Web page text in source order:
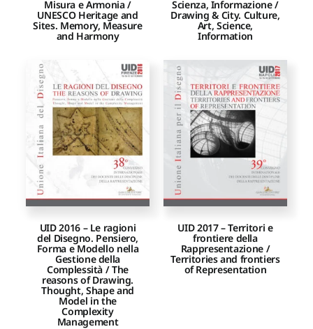
Misura e Armonia /
UNESCO Heritage and
Sites. Memory, Measure
and Harmony
Scienza, Informazione /
Drawing & City. Culture,
Art, Science,
Information
UID 2016 – Le ragioni
del Disegno. Pensiero,
Forma e Modello nella
Gestione della
Complessità / The
reasons of Drawing.
Thought, Shape and
Model in the
Complexity
Management
UID 2017 – Territori e
frontiere della
Rappresentazione /
Territories and frontiers
of Representation